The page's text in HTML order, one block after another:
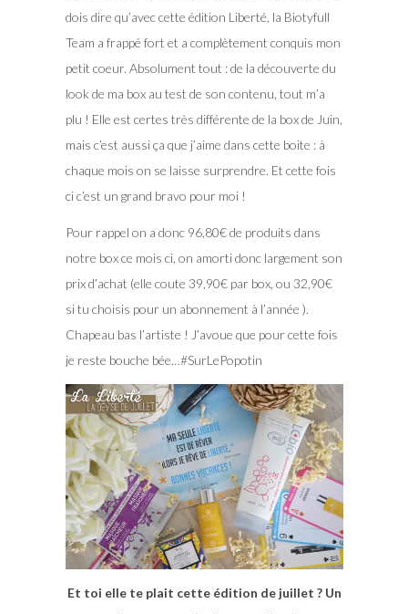
dois dire qu’avec cette édition Liberté, la Biotyfull
Team a frappé fort et a complètement conquis mon
petit coeur. Absolument tout : de la découverte du
look de ma box au test de son contenu, tout m’a
plu ! Elle est certes très différente de la box de Juin,
mais c’est aussi ça que j’aime dans cette boite : à
chaque mois on se laisse surprendre. Et cette fois
ci c’est un grand bravo pour moi !
Pour rappel on a donc 96,80€ de produits dans
notre box ce mois ci, on amorti donc largement son
prix d’achat (elle coute 39,90€ par box, ou 32,90€
si tu choisis pour un abonnement à l’année ).
Chapeau bas l’artiste ! J’avoue que pour cette fois
je reste bouche bée…#SurLePopotin
Et toi elle te plait cette édition de juillet ? Un